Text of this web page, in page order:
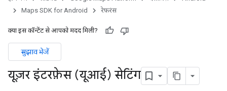
Maps SDK for Android
रेफ़रंस
क्या इस कॉन्टेंट से आपको मदद मिली?
सुझाव भेजें
यूज़र इंटरफ़ेस (यूआई) सेटिंग